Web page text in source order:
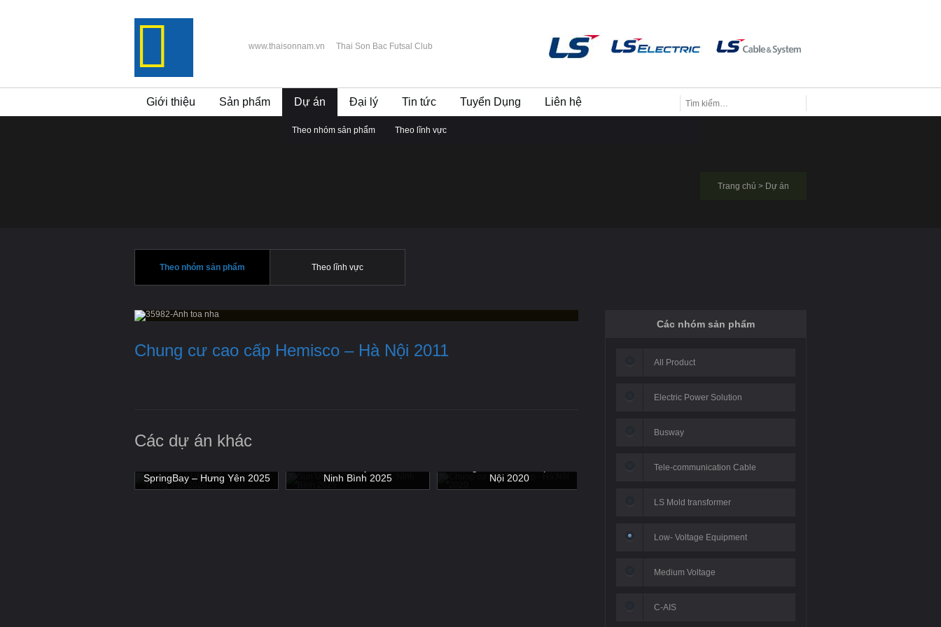
www.thaisonnam.vn Thai Son Bac Futsal Club
Giới thiệu Sản phẩm Dự án
Theo nhóm sản phẩm Theo lĩnh vực
Đại lý Tin tức Tuyển Dụng Liên hệ
Trang chủ > Dự án
Theo nhóm sản phẩm Theo lĩnh vực
Các nhóm sản phẩm
All Product
Electric Power Solution
Busway
Tele-communication Cable
LS Mold transformer
Low- Voltage Equipment
Medium Voltage
C-AIS
Chung cư cao cấp Hemisco – Hà Nội 2011
Các dự án khác
SpringBay – Hưng Yên 2025
Ninh Bình 2025
Nội 2020
Chung cư The Terra An